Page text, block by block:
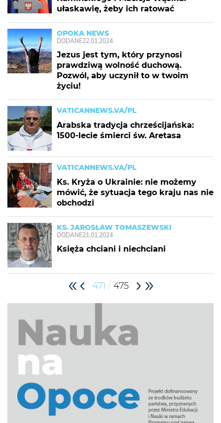
ułaskawię, żeby ich ratować
OPOKA NEWS
DODANE22.01.2024
Jezus jest tym, który przynosi
prawdziwą wolność duchową.
Pozwól, aby uczynił to w twoim
życiu!
VATICANNEWS.VA/PL
Arabska tradycja chrześcijańska:
1500-lecie śmierci św. Aretasa
VATICANNEWS.VA/PL
Ks. Kryża o Ukrainie: nie możemy
mówić, że sytuacja tego kraju nas nie
obchodzi
KS. JAROSŁAW TOMASZEWSKI
DODANE21.01.2024
Księża chciani i niechciani
471 / 475